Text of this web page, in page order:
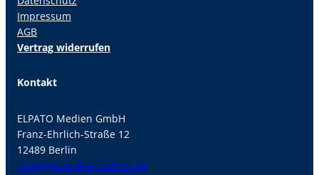
Impressum
AGB
Vertrag widerrufen
Kontakt
ELPATO Medien GmbH
Franz-Ehrlich-Straße 12
12489 Berlin
info@gesundheit-adhoc.de